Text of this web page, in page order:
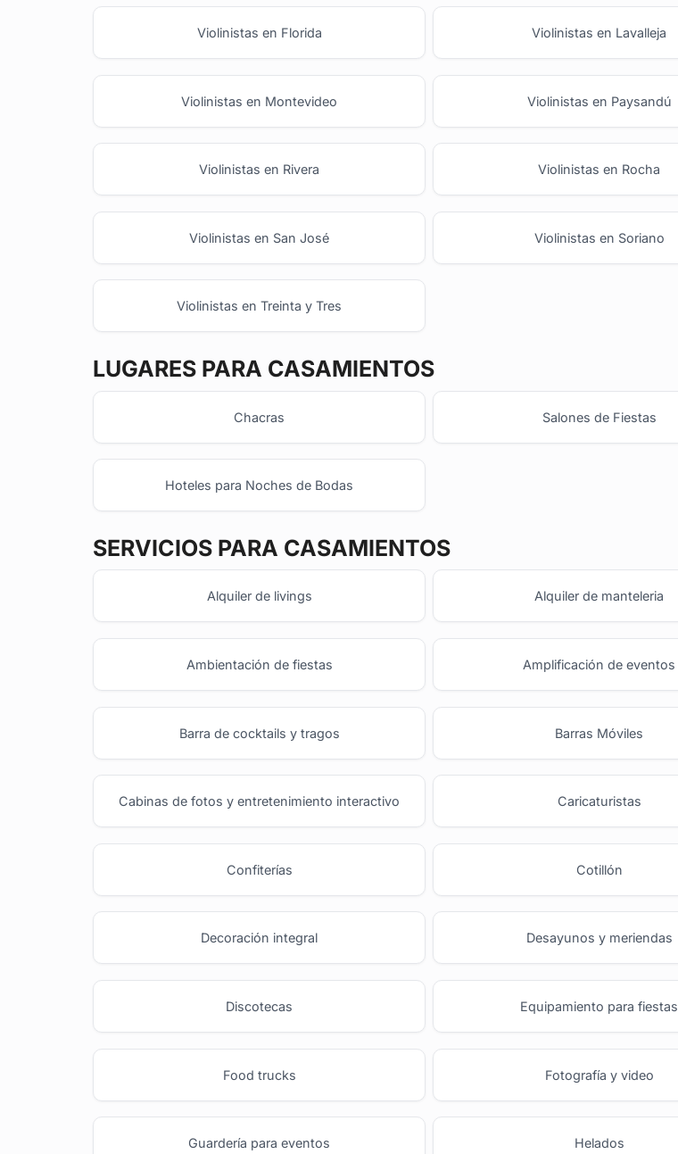
Violinistas en Florida Violinistas en Lavalleja
Violinistas en Montevideo Violinistas en Paysandú
Violinistas en Rivera Violinistas en Rocha
Violinistas en San José Violinistas en Soriano
Violinistas en Treinta y Tres
LUGARES PARA CASAMIENTOS
Chacras Salones de Fiestas
Hoteles para Noches de Bodas
SERVICIOS PARA CASAMIENTOS
Alquiler de livings Alquiler de manteleria
Ambientación de fiestas Amplificación de eventos
Barra de cocktails y tragos Barras Móviles
Cabinas de fotos y entretenimiento interactivo Caricaturistas
Confiterías Cotillón
Decoración integral Desayunos y meriendas
Discotecas Equipamiento para fiestas
Food trucks Fotografía y video
Guardería para eventos Helados